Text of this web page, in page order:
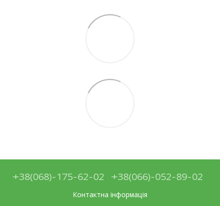
+38(068)-175-62-02 +38(066)-052-89-02
Контактна інформація